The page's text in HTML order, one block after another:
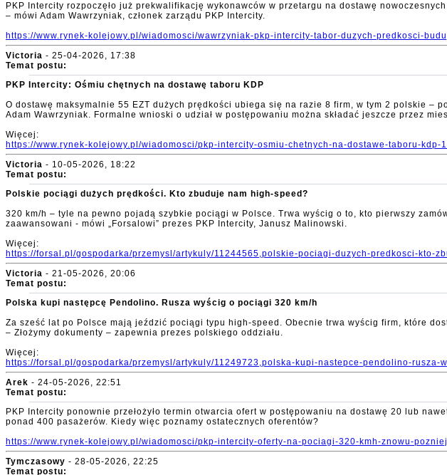
PKP Intercity rozpoczęło już prekwalifikację wykonawców w przetargu na dostawę
– mówi Adam Wawrzyniak, członek zarządu PKP Intercity.
https://www.rynek-kolejowy.pl/wiadomosci/wawrzyniak-pkp-intercity-tabor-duzych-predkosci-
Victoria - 25-04-2026, 17:38
Temat postu:
PKP Intercity: Ośmiu chętnych na dostawę taboru KDP
O dostawę maksymalnie 55 EZT dużych prędkości ubiega się na razie 8 firm, w tym 2 polskie –
Adam Wawrzyniak. Formalne wnioski o udział w postępowaniu można składać jeszcze przez
Więcej:
https://www.rynek-kolejowy.pl/wiadomosci/pkp-intercity-osmiu-chetnych-na-dostawe-taboru-kdp-
Victoria - 10-05-2026, 18:22
Temat postu:
Polskie pociągi dużych prędkości. Kto zbuduje nam high-speed?
320 km/h – tyle na pewno pojadą szybkie pociągi w Polsce. Trwa wyścig o to, kto pierwszy
zaawansowani - mówi „Forsalowi” prezes PKP Intercity, Janusz Malinowski.
Więcej:
https://forsal.pl/gospodarka/przemysl/artykuly/11244565,polskie-pociagi-duzych-predkosci-kto-
Victoria - 21-05-2026, 20:06
Temat postu:
Polska kupi następcę Pendolino. Rusza wyścig o pociągi 320 km/h
Za sześć lat po Polsce mają jeździć pociągi typu high-speed. Obecnie trwa wyścig firm, które
– Złożymy dokumenty – zapewnia prezes polskiego oddziału.
Więcej:
https://forsal.pl/gospodarka/przemysl/artykuly/11249723,polska-kupi-nastepce-pendolino-rusza-
Arek - 24-05-2026, 22:51
Temat postu:
PKP Intercity ponownie przełożyło termin otwarcia ofert w postępowaniu na dostawę 20 lub
ponad 400 pasażerów. Kiedy więc poznamy ostatecznych oferentów?
https://www.rynek-kolejowy.pl/wiadomosci/pkp-intercity-oferty-na-pociagi-320-kmh-znowu-
Tymczasowy - 28-05-2026, 22:25
Temat postu: